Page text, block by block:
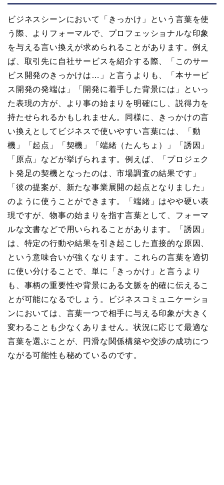
ビジネスシーンにおいて「きっかけ」という言葉を使
う際、よりフォーマルで、プロフェッショナルな印象
を与える言い換えが求められることがあります。例え
ば、取引先に自社サービスを紹介する際、「このサー
ビス開発のきっかけは…」と言うよりも、「本サービ
ス開発の発端は」「開発に着手した背景には」といっ
た表現の方が、より事の始まりを明確にし、説得力を
持たせられるかもしれません。同様に、きっかけの言
い換えとしてビジネスで使いやすい言葉には、「動
機」「起点」「契機」「端緒（たんちょ）」「誘因」
「原点」などが挙げられます。例えば、「プロジェク
ト発足の契機となったのは、市場調査の結果です」
「彼の提案が、新たな事業展開の起点となりました」
のように使うことができます。「端緒」はやや硬い表
現ですが、物事の始まりを指す言葉として、フォーマ
ルな文書などで用いられることがあります。「誘因」
は、特定の行動や結果を引き起こした直接的な原因、
という意味合いが強くなります。これらの言葉を適切
に使い分けることで、単に「きっかけ」と言うより
も、事柄の重要性や背景にある文脈を的確に伝えるこ
とが可能になるでしょう。ビジネスコミュニケーショ
ンにおいては、言葉一つで相手に与える印象が大きく
変わることも少なくありません。状況に応じて最適な
言葉を選ぶことが、円滑な関係構築や交渉の成功につ
ながる可能性も秘めているのです。